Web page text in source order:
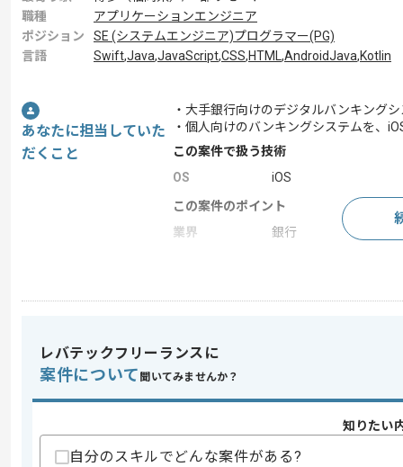
職種
アプリケーションエンジニア
ポジション
SE (システムエンジニア)プログラマー(PG)
言語
Swift,Java,JavaScript,CSS,HTML ,AndroidJava,Kotlin
あなたに担当していた
だくこと
・大手銀行向けのデジタルバンキング
・個人向けのバンキングシステムを、
この案件で扱う技術
OS
iOS
この案件のポイント
業界
銀行
求めるスキル
スキルに不安がある方へ
上記に似た経験やスキルをお持ちであれば申
精算条件
レバテックフリーランスに
案件について 聞いてみませんか？
知りたい
自分のスキルでどんな案件がある?